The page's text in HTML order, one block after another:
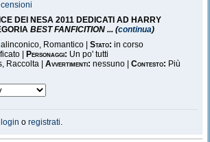
DEI NESA 2011 DEDICATI AD HARRY
BEST FANFICITION ... (continua)
Romantico | Stato: in corso
| Personaggi: Un po' tutti
Raccolta | Avvertimenti: nessuno | Contesto: Più
o registrati.